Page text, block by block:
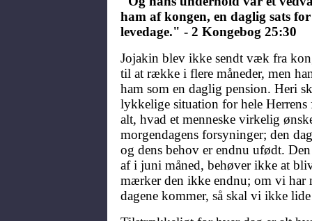
ham af kongen, en daglig sats
levedage." - 2 Kongebog 25:30
Jojakin blev ikke sendt væk fra
til at række i flere måneder, men
ham som en daglig pension. Heri
lykkelige situation for hele
alt, hvad et menneske virkelig
morgendagens forsyninger; den
og dens behov er endnu ufødt.
af i juni måned, behøver ikke at
mærker den ikke endnu; om vi har
dagene kommer, så skal vi ikke